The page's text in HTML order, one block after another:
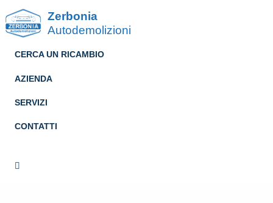
Zerbonia
Autodemolizioni
CERCA UN RICAMBIO
AZIENDA
SERVIZI
CONTATTI